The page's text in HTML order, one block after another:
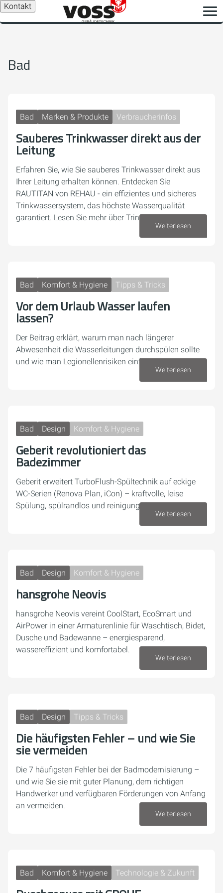
Kontakt
Bad
Bad Marken & Produkte Verbraucherinfos
Sauberes Trinkwasser direkt aus der
Leitung
Erfahren Sie, wie Sie sauberes Trinkwasser direkt aus
Ihrer Leitung erhalten können. Entdecken Sie
RAUTITAN von REHAU - ein effizientes und sicheres
Trinkwassersystem, das höchste Wasserqualität
garantiert. Lesen Sie mehr über Trinkwasserhygiene,…
Weiterlesen
Bad Komfort & Hygiene Tipps & Tricks
Vor dem Urlaub Wasser laufen
lassen?
Der Beitrag erklärt, warum man nach längerer
Abwesenheit die Wasserleitungen durchspülen sollte
und wie man Legionellenrisiken einfach reduziert.
Weiterlesen
Bad Design Komfort & Hygiene
Geberit revolutioniert das
Badezimmer
Geberit erweitert TurboFlush-Spültechnik auf eckige
WC-Serien (Renova Plan, iCon) – kraftvolle, leise
Spülung, spülrandlos und reinigungsfreundlich
Weiterlesen
Bad Design Komfort & Hygiene
hansgrohe Neovis
hansgrohe Neovis vereint CoolStart, EcoSmart und
AirPower in einer Armaturenlinie für Waschtisch, Bidet,
Dusche und Badewanne – energiesparend,
wassereffizient und komfortabel.
Weiterlesen
Bad Design Tipps & Tricks
Die häufigsten Fehler – und wie Sie
sie vermeiden
Die 7 häufigsten Fehler bei der Badmodernisierung –
und wie Sie sie mit guter Planung, dem richtigen
Handwerker und verfügbaren Förderungen von Anfang
an vermeiden.
Weiterlesen
Bad Komfort & Hygiene Technologie & Zukunft